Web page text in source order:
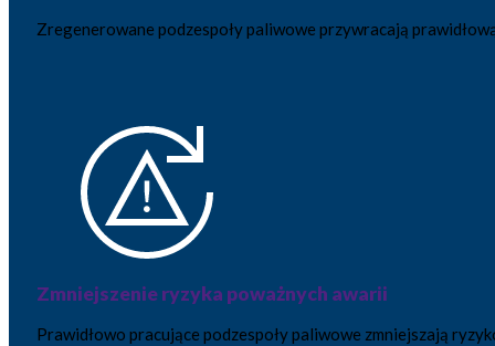
Zregenerowane podzespoły paliwowe przywracają
Zmniejszenie ryzyka poważnych awarii
Prawidłowo pracujące podzespoły paliwowe zmniejszają